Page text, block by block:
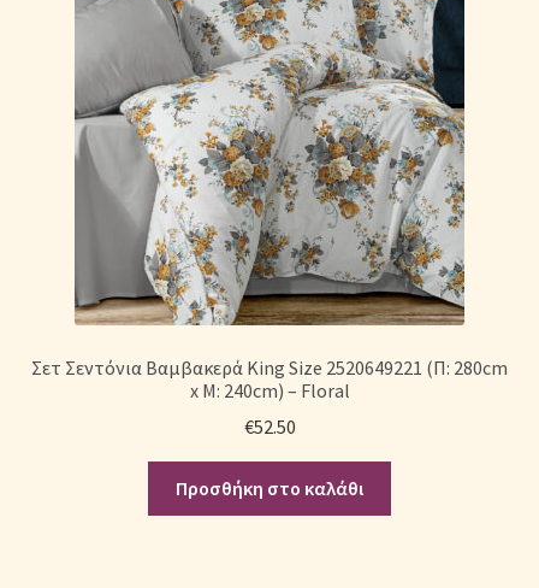
Σετ Σεντόνια Βαμβακερά King Size 2520649221 (Π: 280cm
x Μ: 240cm) – Floral
€52.50
Προσθήκη στο καλάθι